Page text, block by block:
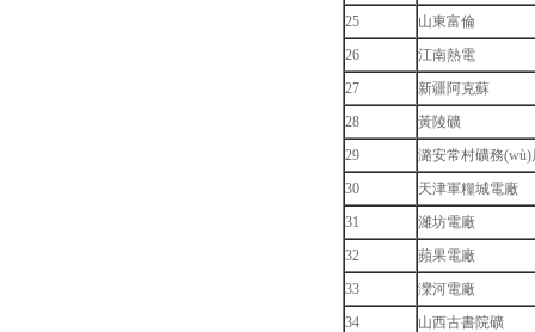
25
山東富倫
26
江南熱電
27
新疆阿克蘇
28
黃陵礦
29
潞安常村礦務(wù)
30
天津軍糧城電廠
31
濰坊電廠
32
蘋果電廠
33
灤河電廠
34
山西古書院礦